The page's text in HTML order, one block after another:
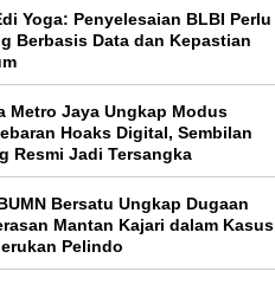
Yoga: Penyelesaian BLBI Perlu
Berbasis Data dan Kepastian
Metro Jaya Ungkap Modus
Hoaks Digital, Sembilan
Resmi Jadi Tersangka
Bersatu Ungkap Dugaan
Mantan Kajari dalam Kasus
Pelindo